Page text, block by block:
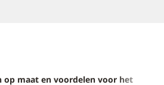
op maat en voordelen voor het